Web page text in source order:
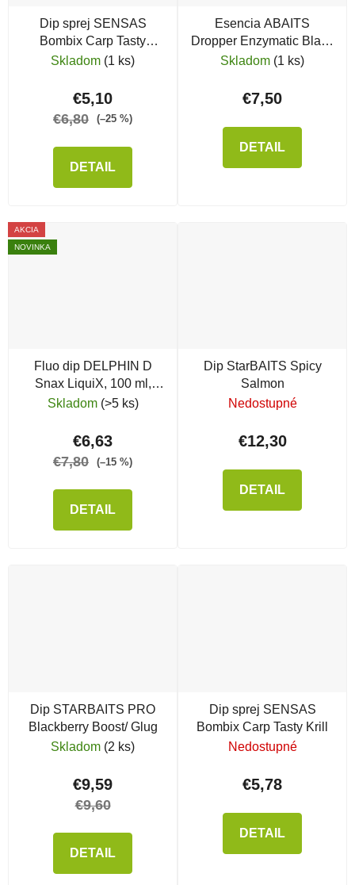
Dip sprej SENSAS
Bombix Carp Tasty
Scopex
Skladom (1 ks)
€5,10
€6,80 (–25 %)
DETAIL
Esencia ABAITS
Dropper Enzymatic Black
G.L.M.
Skladom (1 ks)
€7,50
DETAIL
AKCIA
NOVINKA
Fluo dip DELPHIN D
Snax LiquiX, 100 ml,
Losos & Rak
Skladom (>5 ks)
€6,63
€7,80 (–15 %)
DETAIL
Dip StarBAITS Spicy
Salmon
Nedostupné
€12,30
DETAIL
Dip STARBAITS PRO
Blackberry Boost/ Glug
Skladom (2 ks)
€9,59
€9,60
DETAIL
Dip sprej SENSAS
Bombix Carp Tasty Krill
Nedostupné
€5,78
DETAIL